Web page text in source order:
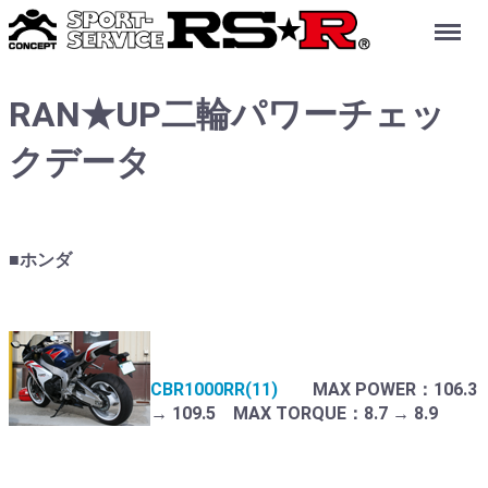
Menu
RAN★UP二輪パワーチェッ
クデータ
■ホンダ
CBR1000RR(11) MAX POWER：106.3
→ 109.5 MAX TORQUE：8.7 → 8.9